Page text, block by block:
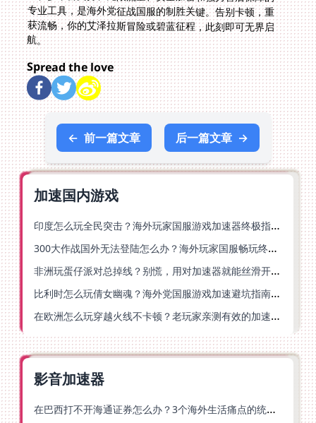
航。
Spread the love
← 前一篇文章 后一篇文章 →
加速国内游戏
印度怎么玩全民突击？海外玩家国服游戏加速器终极指南（附原神延迟优化+精灵之境加速器选择）
300大作战国外无法登陆怎么办？海外玩家国服畅玩终极指南（附实测推荐）
非洲玩蛋仔派对总掉线？别慌，用对加速器就能丝滑开跑！
比利时怎么玩倩女幽魂？海外党国服游戏加速避坑指南（附实测推荐）
在欧洲怎么玩穿越火线不卡顿？老玩家亲测有效的加速器选择指南
影音加速器
在巴西打不开海通证券怎么办？3个海外生活痛点的统一解决方案